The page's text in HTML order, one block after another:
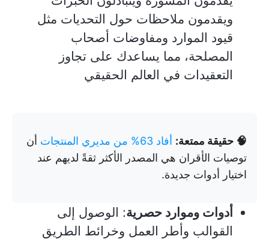
ويقدمون ملاحظات حول التحديات مثل
قيود الموارد ومفاوضات أصحاب
المصلحة، مما يساعدك على تجاوز
التعقيدات في العالم الحقيقي
🧠 حقيقة ممتعة: أفاد 63% من مديري المنتجات
أن
توصيات الأقران هي المصدر الأكثر ثقةً لديهم عند
اختيار أدوات جديدة.
أدوات وموارد حصرية: الوصول إلى
القوالب وأطر العمل وخرائط الطريق